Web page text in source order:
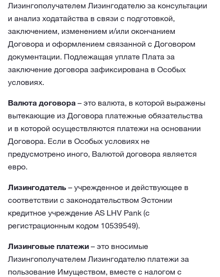
Лизингополучателем Лизингодателю за консультации
и анализ ходатайства в связи с подготовкой,
заключением, изменением и/или окончанием
Договора и оформлением связанной с Договором
документации. Подлежащая уплате Плата за
заключение договора зафиксирована в Особых
условиях.
Валюта договора – это валюта, в которой выражены
вытекающие из Договора платежные обязательства
и в которой осуществляются платежи на основании
Договора. Если в Особых условиях не
предусмотрено иного, Валютой договора является
евро.
Лизингодатель – учрежденное и действующее в
соответствии с законодательством Эстонии
кредитное учреждение AS LHV Pank (с
регистрационным кодом 10539549).
Лизинговые платежи – это вносимые
Лизингополучателем Лизингодателю платежи за
пользование Имуществом, вместе с налогом с